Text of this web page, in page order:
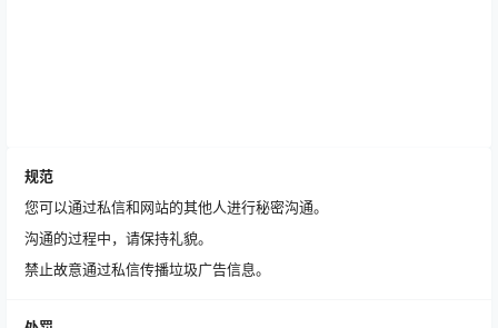
规范
您可以通过私信和网站的其他人进行秘密沟通。
沟通的过程中，请保持礼貌。
禁止故意通过私信传播垃圾广告信息。